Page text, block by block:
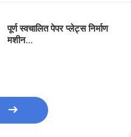
पूर्ण स्वचालित पेपर प्लेट्स निर्माण
मशीन